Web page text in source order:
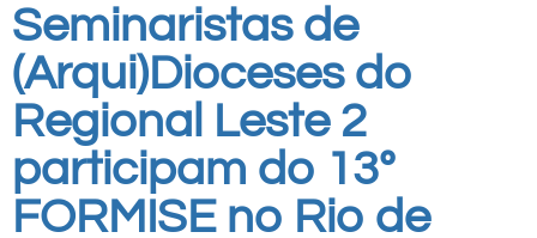
Seminaristas de
(Arqui)Dioceses do
Regional Leste 2
participam do 13º
FORMISE no Rio de